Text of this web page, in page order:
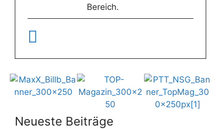
Bereich.
Neueste Beiträge